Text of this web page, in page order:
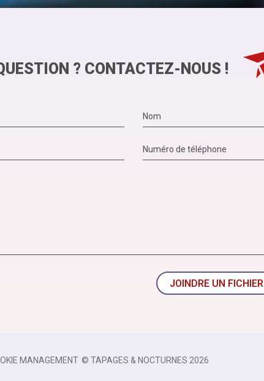
? CONTACTEZ-NOUS !
JOINDRE UN FICHIER
MANAGEMENT- © TAPAGES & NOCTURNES 2026